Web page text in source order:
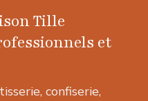
Tille
et
confiserie,